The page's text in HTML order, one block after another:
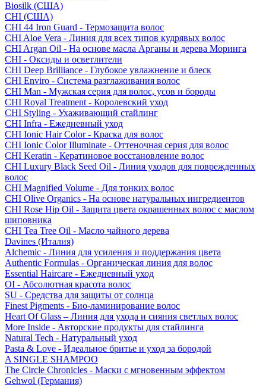
Biosilk (США)
CHI (США)
CHI 44 Iron Guard - Термозащита волос
CHI Aloe Vera - Линия для всех типов кудрявых волос
CHI Argan Oil - На основе масла Арганы и дерева Моринга
CHI - Оксиды и осветлители
CHI Deep Brilliance - Глубокое увлажнение и блеск
CHI Enviro - Система разглаживания волос
CHI Man - Мужская серия для волос, усов и бороды
CHI Royal Treatment - Королевский уход
CHI Styling - Ухаживающий стайлинг
CHI Infra - Ежедневный уход
CHI Ionic Hair Color - Краска для волос
CHI Ionic Color Illuminate - Оттеночная серия для волос
CHI Keratin - Кератиновое восстановление волос
CHI Luxury Black Seed Oil - Линия уходов для поврежденных
волос
CHI Magnified Volume - Для тонких волос
CHI Olive Organics - На основе натуральных ингредиентов
CHI Rose Hip Oil - Защита цвета окрашенных волос с маслом
шиповника
CHI Tea Tree Oil - Масло чайного дерева
Davines (Италия)
Alchemic - Линия для усиления и поддержания цвета
Authentic Formulas - Органическая линия для волос
Essential Haircare - Eжедневный уход
OI - Абсолютная красота волос
SU - Средства для защиты от солнца
Finest Pigments - Био-ламинирование волос
Heart Of Glass – Линия для ухода и сияния светлых волос
More Inside - Авторские продукты для стайлинга
Natural Tech - Натуральный уход
Pasta & Love - Идеальное бритье и уход за бородой
A SINGLE SHAMPOO
The Circle Chronicles - Маски с мгновенным эффектом
Gehwol (Германия)